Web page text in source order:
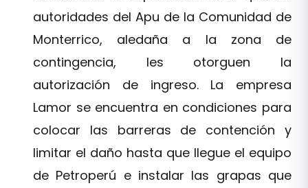
autoridades del Apu de la Comunidad de
Monterrico, aledaña a la zona de
contingencia, les otorguen la
autorización de ingreso. La empresa
Lamor se encuentra en condiciones para
colocar las barreras de contención y
limitar el daño hasta que llegue el equipo
de Petroperú e instalar las grapas que